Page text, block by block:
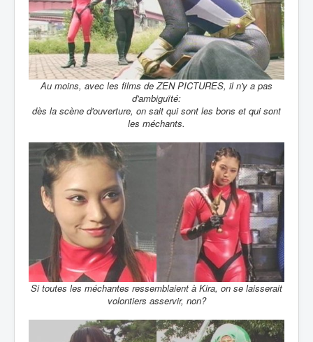
Au moins, avec les films de ZEN PICTURES, il n'y a pas
d'ambiguïté:
dès la scène d'ouverture, on sait qui sont les bons et qui sont
les méchants.
Si toutes les méchantes ressemblaient à Kira, on se laisserait
volontiers asservir, non?